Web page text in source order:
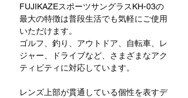
FUJIKAZEスポーツサングラスKH-03の
最大の特徴は普段生活でも気軽にご使用
いただけます。
ゴルフ、釣り、アウトドア、自転車、レ
ジャー、ドライブなど、さまざまなアク
ティビティに対応しています。
レンズ上部が貫通している個性を表すデ